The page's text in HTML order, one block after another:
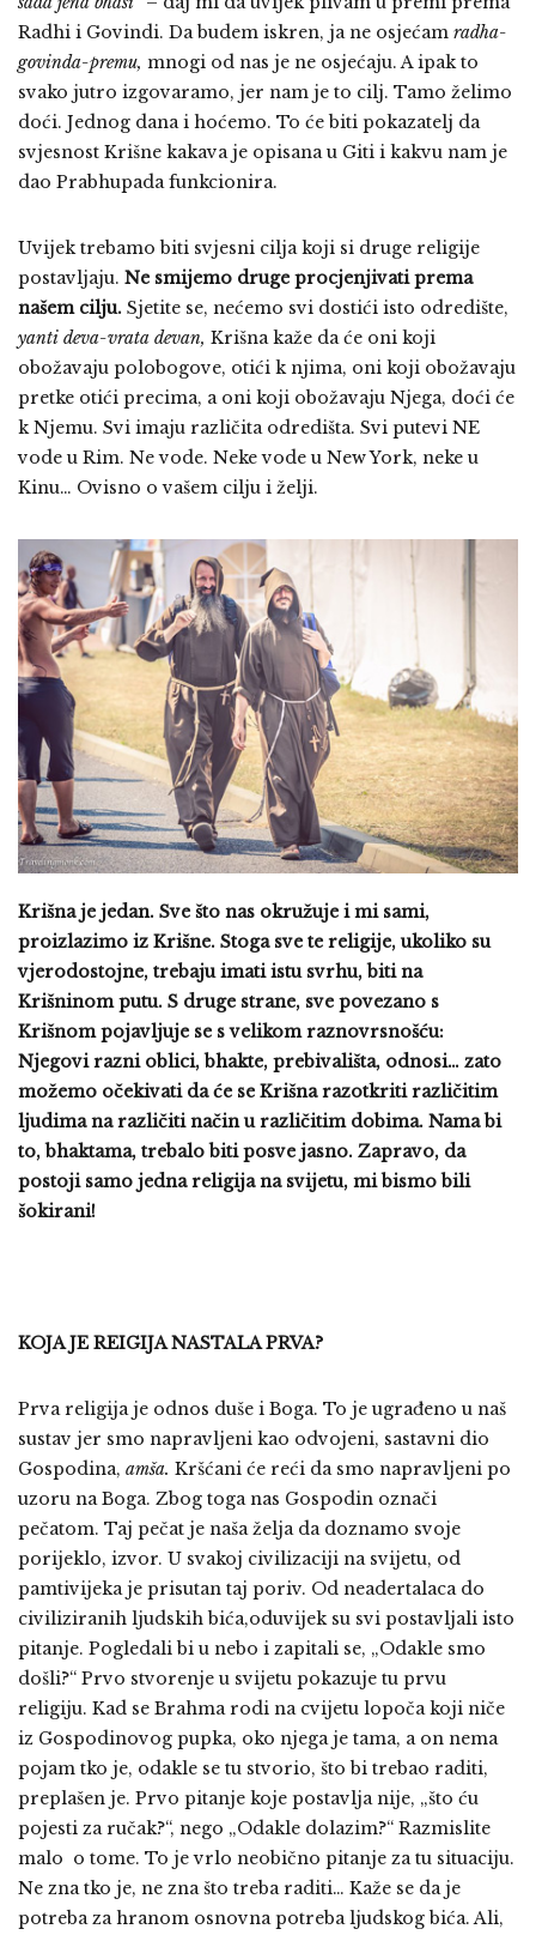
Radhi i Govindi. Da budem iskren, ja ne osjećam radha-
govinda-premu, mnogi od nas je ne osjećaju. A ipak to
svako jutro izgovaramo, jer nam je to cilj. Tamo želimo
doći. Jednog dana i hoćemo. To će biti pokazatelj da
svjesnost Krišne kakava je opisana u Giti i kakvu nam je
dao Prabhupada funkcionira.
Uvijek trebamo biti svjesni cilja koji si druge religije
postavljaju. Ne smijemo druge procjenjivati prema
našem cilju. Sjetite se, nećemo svi dostići isto odredište,
yanti deva-vrata devan, Krišna kaže da će oni koji
obožavaju polobogove, otići k njima, oni koji obožavaju
pretke otići precima, a oni koji obožavaju Njega, doći će
k Njemu. Svi imaju različita odredišta. Svi putevi NE
vode u Rim. Ne vode. Neke vode u New York, neke u
Kinu… Ovisno o vašem cilju i želji.
Krišna je jedan. Sve što nas okružuje i mi sami,
proizlazimo iz Krišne. Stoga sve te religije, ukoliko su
vjerodostojne, trebaju imati istu svrhu, biti na
Krišninom putu. S druge strane, sve povezano s
Krišnom pojavljuje se s velikom raznovrsnošću:
Njegovi razni oblici, bhakte, prebivališta, odnosi… zato
možemo očekivati da će se Krišna razotkriti različitim
ljudima na različiti način u različitim dobima. Nama bi
to, bhaktama, trebalo biti posve jasno. Zapravo, da
postoji samo jedna religija na svijetu, mi bismo bili
šokirani!
KOJA JE REIGIJA NASTALA PRVA?
Prva religija je odnos duše i Boga. To je ugrađeno u naš
sustav jer smo napravljeni kao odvojeni, sastavni dio
Gospodina, amša. Kršćani će reći da smo napravljeni po
uzoru na Boga. Zbog toga nas Gospodin označi
pečatom. Taj pečat je naša želja da doznamo svoje
porijeklo, izvor. U svakoj civilizaciji na svijetu, od
pamtivijeka je prisutan taj poriv. Od neadertalaca do
civiliziranih ljudskih bića,oduvijek su svi postavljali isto
pitanje. Pogledali bi u nebo i zapitali se, „Odakle smo
došli?“ Prvo stvorenje u svijetu pokazuje tu prvu
religiju. Kad se Brahma rodi na cvijetu lopoča koji niče
iz Gospodinovog pupka, oko njega je tama, a on nema
pojam tko je, odakle se tu stvorio, što bi trebao raditi,
preplašen je. Prvo pitanje koje postavlja nije, „što ću
pojesti za ručak?“, nego „Odakle dolazim?“ Razmislite
malo o tome. To je vrlo neobično pitanje za tu situaciju.
Ne zna tko je, ne zna što treba raditi… Kaže se da je
potreba za hranom osnovna potreba ljudskog bića. Ali,